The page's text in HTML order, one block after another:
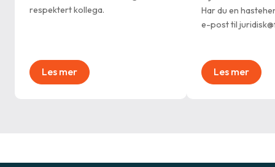
respektert kollega.
Les mer
Har du en
e-post til
Les mer